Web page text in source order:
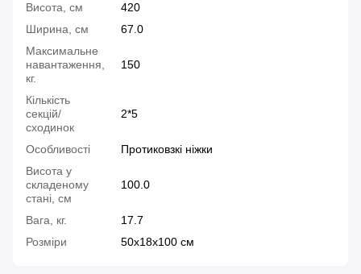
Висота, см
420
Ширина, см
67.0
Максимальне
навантаження,
кг.
150
Кількість
секцій/
сходинок
2*5
Особливості
Протиковзкі ніжки
Висота у
складеному
стані, см
100.0
Вага, кг.
17.7
Розміри
50x18x100 см